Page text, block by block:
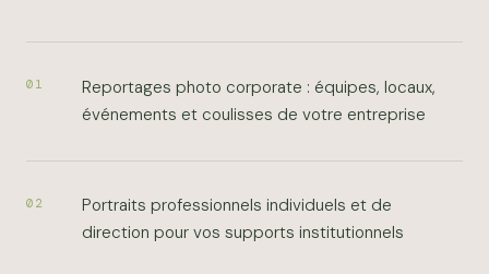
01
Reportages photo corporate : équipes, locaux,
événements et coulisses de votre entreprise
02
Portraits professionnels individuels et de
direction pour vos supports institutionnels